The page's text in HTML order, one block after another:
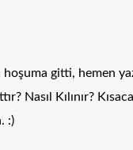
gitti, hemen
Nasıl Kılınır?
:)